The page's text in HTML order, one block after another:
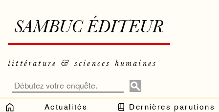
SAMBUC ÉDITEUR
littérature & sciences humaines
Actualités
Dernières parutions